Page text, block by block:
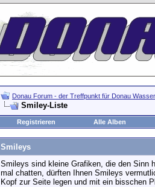
Donau Forum - der Treffpunkt für Donau
Smiley-Liste
Registrieren
Alle Alben
Smileys
Smileys sind kleine Grafiken, die den Sinn
mal chatten, dürften Ihnen Smileys
Kopf zur Seite legen und mit ein bisschen